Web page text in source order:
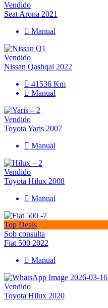
Vendido
Seat Arona 2021
Manual
Vendido
Nissan Qashqai 2022
41536 Km
Manual
Vendido
Toyota Yaris 2007
Manual
Vendido
Toyota Hilux 2008
Manual
Top Deals
Sob consulta
Fiat 500 2022
Manual
Vendido
Toyota Hilux 2020